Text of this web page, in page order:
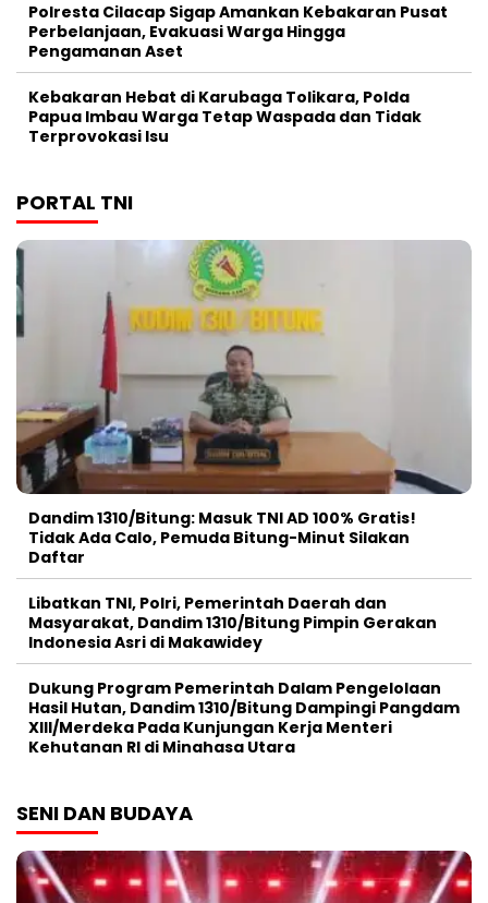
Polresta Cilacap Sigap Amankan Kebakaran Pusat
Perbelanjaan, Evakuasi Warga Hingga
Pengamanan Aset
Kebakaran Hebat di Karubaga Tolikara, Polda
Papua Imbau Warga Tetap Waspada dan Tidak
Terprovokasi Isu
PORTAL TNI
Dandim 1310/Bitung: Masuk TNI AD 100% Gratis!
Tidak Ada Calo, Pemuda Bitung-Minut Silakan
Daftar
Libatkan TNI, Polri, Pemerintah Daerah dan
Masyarakat, Dandim 1310/Bitung Pimpin Gerakan
Indonesia Asri di Makawidey
Dukung Program Pemerintah Dalam Pengelolaan
Hasil Hutan, Dandim 1310/Bitung Dampingi Pangdam
XIII/Merdeka Pada Kunjungan Kerja Menteri
Kehutanan RI di Minahasa Utara
SENI DAN BUDAYA